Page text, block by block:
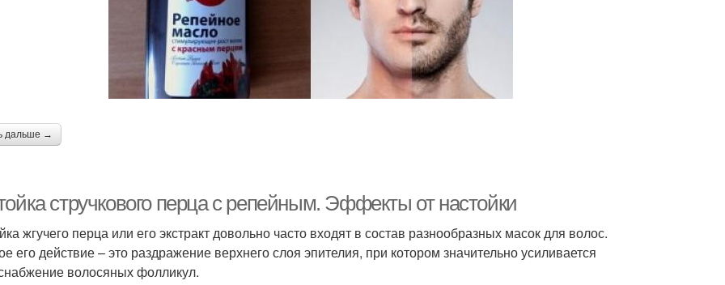
Перечная настойка Стручковая настойка
дальше →
стручкового перца с репейным. Эффекты от настойки
жгучего перца или его экстракт довольно часто входят в состав разнообразных масок для волос.
его действие – это раздражение верхнего слоя эпителия, при котором значительно усиливается
волосяных фолликул.